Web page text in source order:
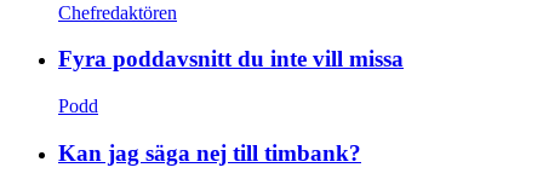
Chefredaktören
Fyra poddavsnitt du inte vill missa
Podd
Kan jag säga nej till timbank?